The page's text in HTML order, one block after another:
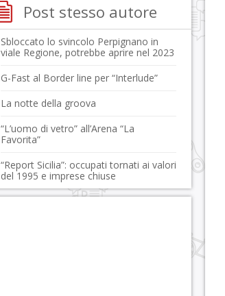
Post stesso autore
Sbloccato lo svincolo Perpignano in
viale Regione, potrebbe aprire nel 2023
G-Fast al Border line per “Interlude”
La notte della groova
“L’uomo di vetro” all’Arena “La
Favorita”
“Report Sicilia”: occupati tornati ai valori
del 1995 e imprese chiuse